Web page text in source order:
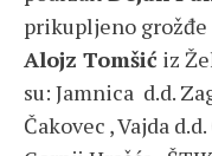
prikupljeno
Alojz Tomšić iz
su: Jamnica d.d.
Čakovec , Vajda